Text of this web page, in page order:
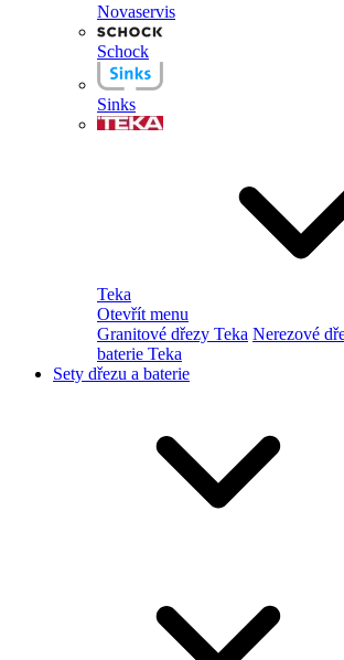
Novaservis
Schock
Sinks
Teka
Otevřít menu
Granitové dřezy Teka Nerezové
baterie Teka
Sety dřezu a baterie